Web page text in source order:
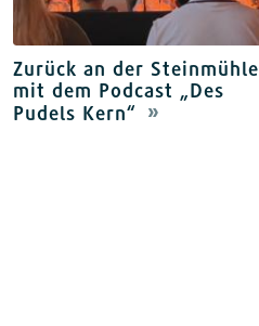
Zurück an der Steinmühle
mit dem Podcast „Des
Pudels Kern“